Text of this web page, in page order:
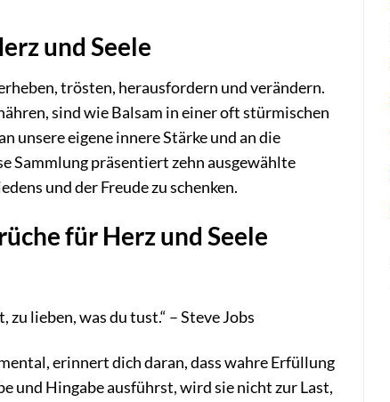
und Seele
trösten, herausfordern und verändern.
sind wie Balsam in einer oft stürmischen
unsere eigene innere Stärke und an die
Sammlung präsentiert zehn ausgewählte
und der Freude zu schenken.
für Herz und Seele
lieben, was du tust.“ – Steve Jobs
erinnert dich daran, dass wahre Erfüllung
und Hingabe ausführst, wird sie nicht zur Last,